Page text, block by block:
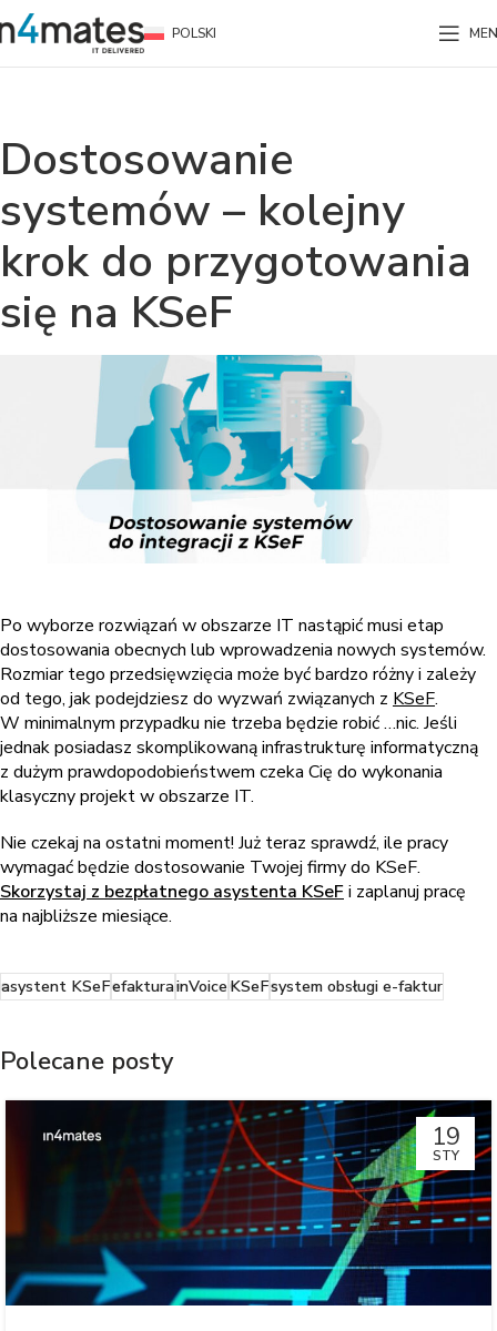
POLSKI
Dostosowanie
systemów – kolejny
krok do przygotowania
się na KSeF
Po wyborze rozwiązań w obszarze IT nastąpić musi etap
dostosowania obecnych lub wprowadzenia nowych systemów.
Rozmiar tego przedsięwzięcia może być bardzo różny i zależy
od tego, jak podejdziesz do wyzwań związanych z KSeF.
W minimalnym przypadku nie trzeba będzie robić …nic. Jeśli
jednak posiadasz skomplikowaną infrastrukturę informatyczną
z dużym prawdopodobieństwem czeka Cię do wykonania
klasyczny projekt w obszarze IT.
Nie czekaj na ostatni moment! Już teraz sprawdź, ile pracy
wymagać będzie dostosowanie Twojej firmy do KSeF.
Skorzystaj z bezpłatnego asystenta KSeFi zaplanuj pracę
na najbliższe miesiące.
asystent KSeFefakturainVoiceKSeFsystem obsługi e-faktur
Polecane posty
19
STY